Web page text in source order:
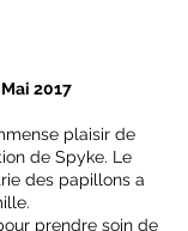
2017
plaisir de
de Spyke. Le
des papillons a
prendre soin de